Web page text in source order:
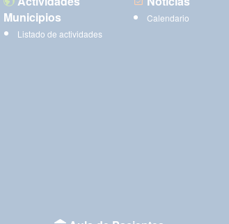
Municipios
Listado de actividades
Calendario